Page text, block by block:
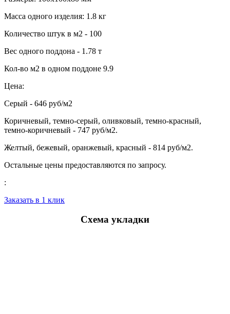
Масса одного изделия: 1.8 кг
Количество штук в м2 - 100
Вес одного поддона - 1.78 т
Кол-во м2 в одном поддоне 9.9
Цена:
Серый - 646 руб/м2
Коричневый, темно-серый, оливковый, темно-красный,
темно-коричневый - 747 руб/м2.
Желтый, бежевый, оранжевый, красный - 814 руб/м2.
Остальные цены предоставляются по запросу.
:
Заказать в 1 клик
Схема укладки